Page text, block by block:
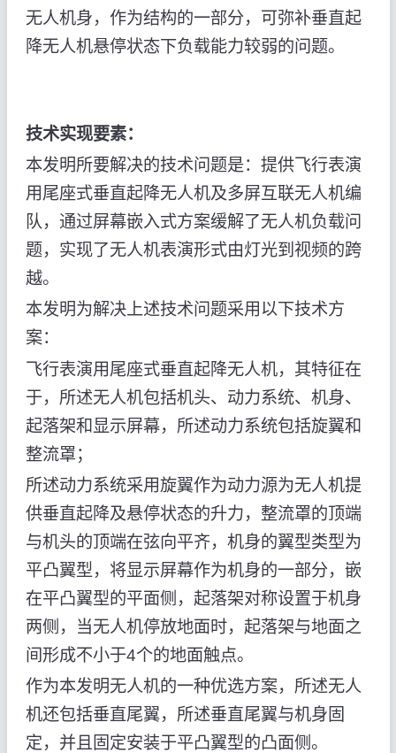
无人机身，作为结构的一部分，可弥补垂直起
降无人机悬停状态下负载能力较弱的问题。
技术实现要素：
本发明所要解决的技术问题是：提供飞行表演
用尾座式垂直起降无人机及多屏互联无人机编
队，通过屏幕嵌入式方案缓解了无人机负载问
题，实现了无人机表演形式由灯光到视频的跨
越。
本发明为解决上述技术问题采用以下技术方
案：
飞行表演用尾座式垂直起降无人机，其特征在
于，所述无人机包括机头、动力系统、机身、
起落架和显示屏幕，所述动力系统包括旋翼和
整流罩；
所述动力系统采用旋翼作为动力源为无人机提
供垂直起降及悬停状态的升力，整流罩的顶端
与机头的顶端在弦向平齐，机身的翼型类型为
平凸翼型，将显示屏幕作为机身的一部分，嵌
在平凸翼型的平面侧，起落架对称设置于机身
两侧，当无人机停放地面时，起落架与地面之
间形成不小于4个的地面触点。
作为本发明无人机的一种优选方案，所述无人
机还包括垂直尾翼，所述垂直尾翼与机身固
定，并且固定安装于平凸翼型的凸面侧。